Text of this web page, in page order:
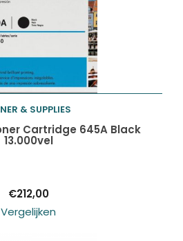
aan
& SUPPLIES
Cartridge 645A Black
13.000vel
€212,00
Vergelijken